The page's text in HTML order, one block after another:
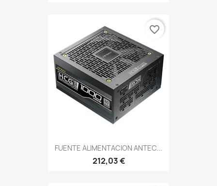
FUENTE ALIMENTACION ANTEC...
212,03 €
favorite_border